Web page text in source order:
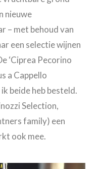
nieuwe
– met behoud van
een selectie wijnen
‘Ciprea Pecorino
a Cappello
beide heb besteld.
Selection,
family) een
ook mee.